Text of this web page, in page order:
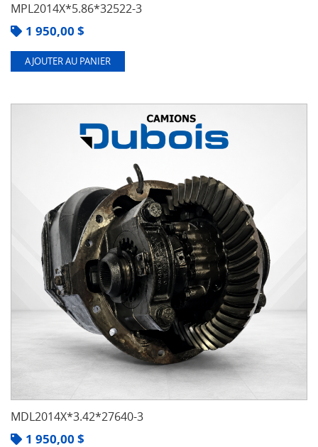
MPL2014X*5.86*32522-3
1 950,00 $
AJOUTER AU PANIER
MDL2014X*3.42*27640-3
1 950,00 $